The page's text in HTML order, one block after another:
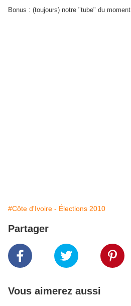
Bonus : (toujours) notre "tube" du moment
#Côte d'Ivoire - Élections 2010
Partager
Vous aimerez aussi